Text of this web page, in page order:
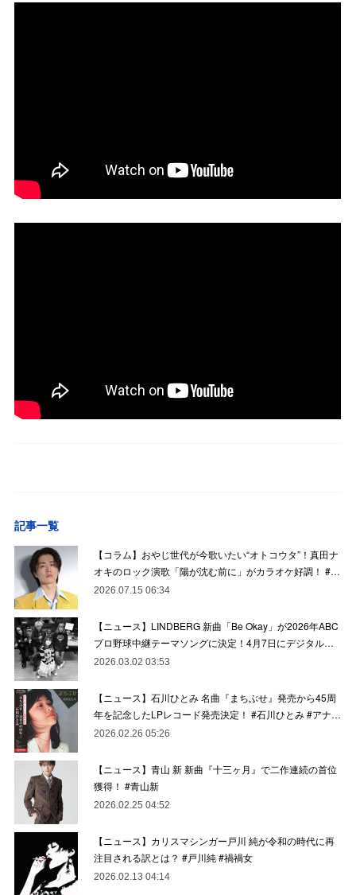
記事一覧
【コラム】おやじ世代が今歌いたい“オトコウタ”！真田ナ
オキのロック演歌「陽が沈む前に」がカラオケ好調！ #…
2026.07.15 06:34
【ニュース】LINDBERG 新曲「Be Okay」が2026年ABC
プロ野球中継テーマソングに決定！4月7日にデジタル…
2026.03.02 03:53
【ニュース】石川ひとみ 名曲『まちぶせ』発売から45周
年を記念したLPレコード発売決定！ #石川ひとみ #アナ…
2026.02.26 05:26
【ニュース】青山 新 新曲『十三ヶ月』で二作連続の首位
獲得！ #青山新
2026.02.25 04:52
【ニュース】カリスマシンガー戸川 純が令和の時代に再
注目される訳とは？ #戸川純 #禍禍女
2026.02.13 04:14